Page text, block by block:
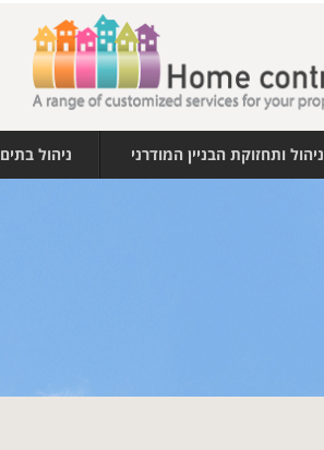
ניהול ניהול ותחזוקת הבניין המודרני